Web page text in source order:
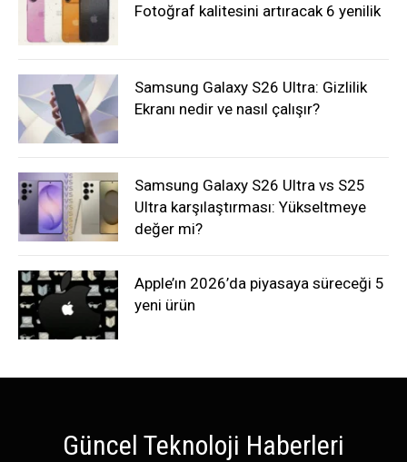
Fotoğraf kalitesini artıracak 6 yenilik
Samsung Galaxy S26 Ultra: Gizlilik
Ekranı nedir ve nasıl çalışır?
Samsung Galaxy S26 Ultra vs S25
Ultra karşılaştırması: Yükseltmeye
değer mi?
Apple’ın 2026’da piyasaya süreceği 5
yeni ürün
Güncel Teknoloji Haberleri